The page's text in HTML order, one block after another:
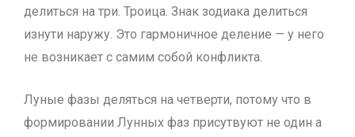
делиться на три. Троица. Знак зодиака делиться
изнути наружу. Это гармоничное деление — у него
не возникает с самим собой конфликта.
Луные фазы деляться на четверти, потому что в
формировании Лунных фаз присутвуют не один а